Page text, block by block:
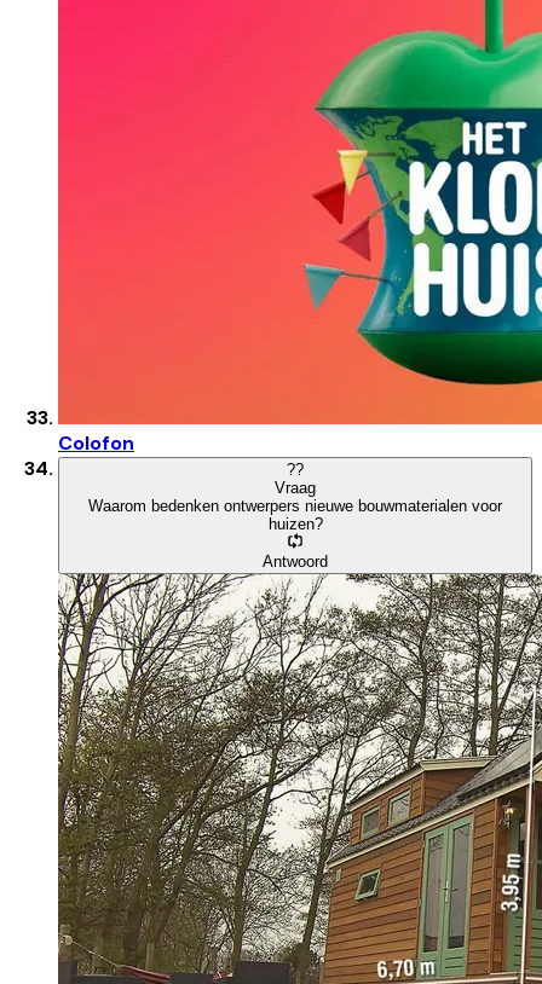
Colofon
??
Vraag
Waarom bedenken ontwerpers nieuwe bouwmaterialen voor
huizen?
Antwoord